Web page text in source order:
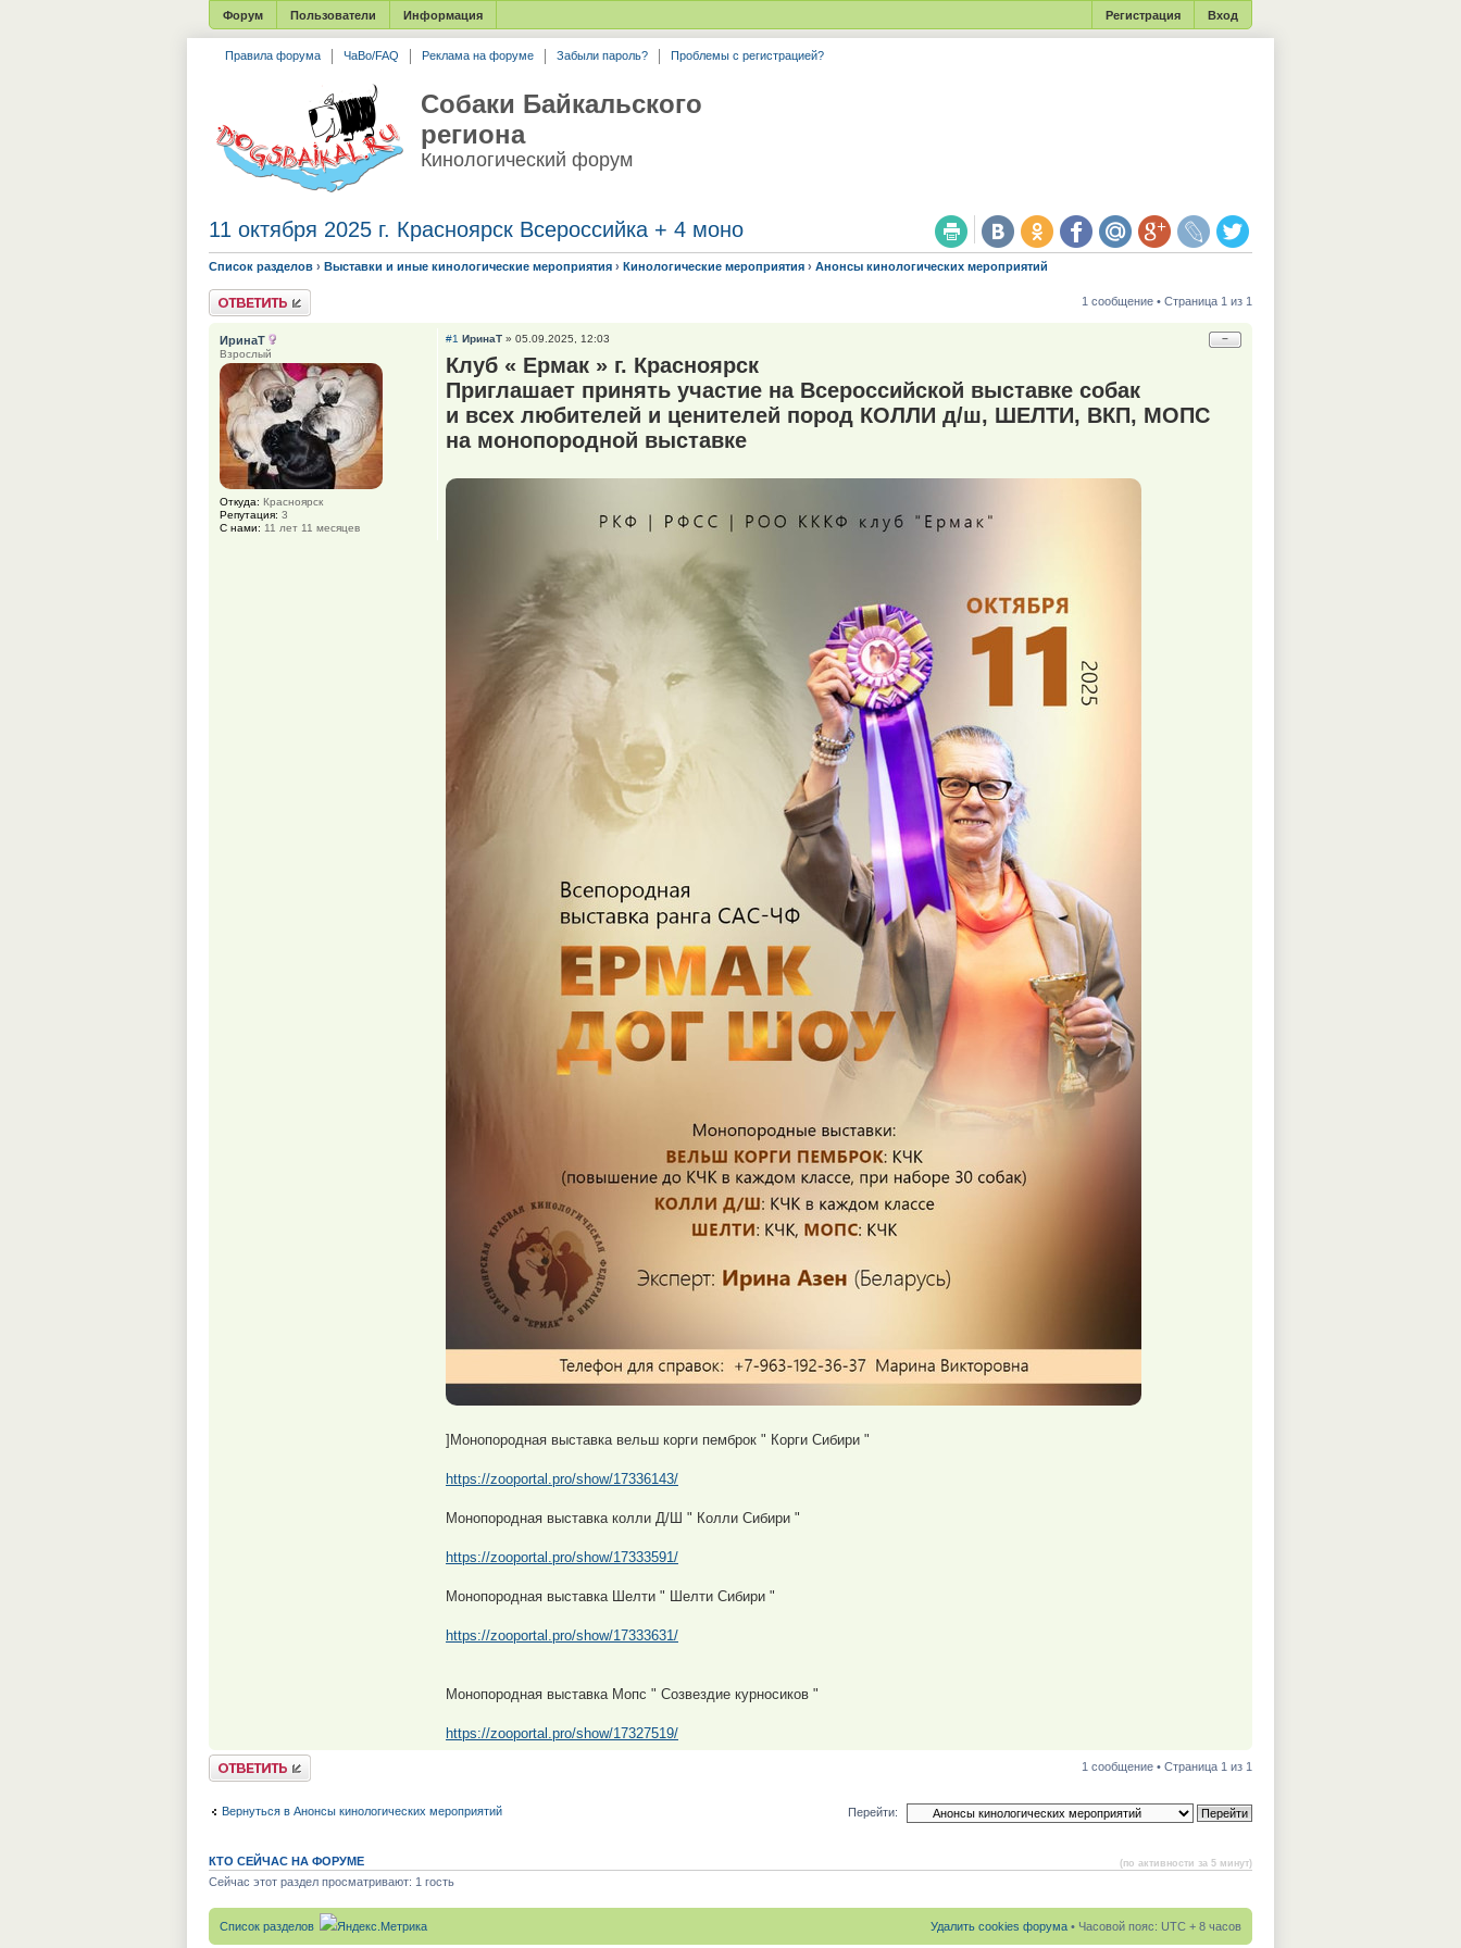
Форум Пользователи Информация Вход
Регистрация
Правила форума ЧаВо/FAQ Реклама на форуме Забыли пароль? Проблемы с регистрацией?
Собаки Байкальского
региона
Кинологический форум
11 октября 2025 г. Красноярск Всероссийка + 4 моно
Список разделов › Выставки и иные кинологические мероприятия › Кинологические мероприятия › Анонсы кинологических мероприятий
Ответить 1 сообщение • Страница 1 из 1
−
#1 ИринаТ » 05.09.2025, 12:03
Клуб « Ермак » г. Красноярск
Приглашает принять участие на Всероссийской выставке собак
и всех любителей и ценителей пород КОЛЛИ д/ш, ШЕЛТИ, ВКП, МОПС
на монопородной выставке
]Монопородная выставка вельш корги пемброк " Корги Сибири "
https://zooportal.pro/show/17336143/
Монопородная выставка колли Д/Ш " Колли Сибири "
https://zooportal.pro/show/17333591/
Монопородная выставка Шелти " Шелти Сибири "
https://zooportal.pro/show/17333631/
Монопородная выставка Мопс " Созвездие курносиков "
https://zooportal.pro/show/17327519/
ИринаТ
Взрослый
Откуда: Красноярск
Репутация: 3
С нами: 11 лет 11 месяцев
Ответить 1 сообщение • Страница 1 из 1
Вернуться в Анонсы кинологических мероприятий Перейти:
КТО СЕЙЧАС НА ФОРУМЕ (по активности за 5 минут)
Сейчас этот раздел просматривают: 1 гость
Список разделов Удалить cookies форума • Часовой пояс: UTC + 8 часов